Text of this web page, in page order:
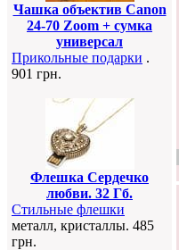
Чашка объектив Canon
24-70 Zoom + сумка
универсал
Прикольные подарки .
901 грн.
Флешка Сердечко
любви. 32 Гб.
Стильные флешки
металл, кристаллы. 485
грн.